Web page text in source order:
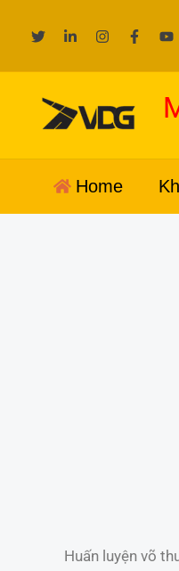
dung
Home
Huấn luyện võ